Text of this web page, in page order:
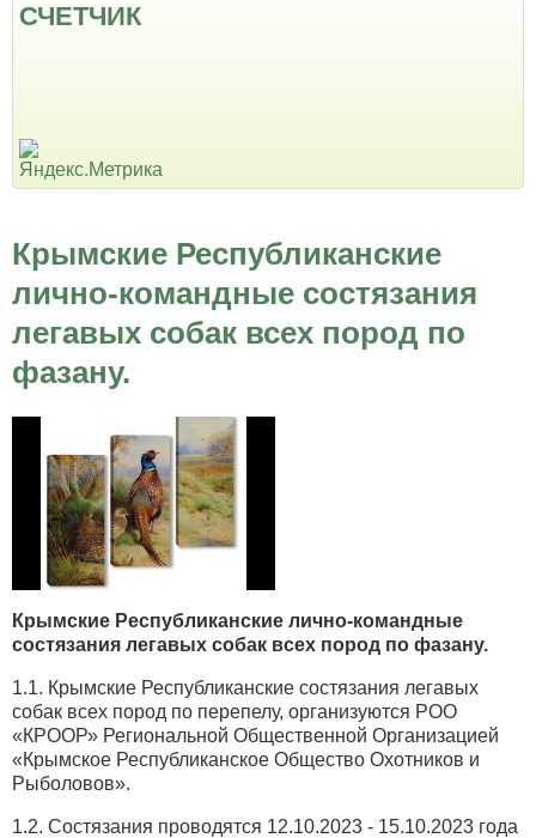
СЧЕТЧИК
Крымские Республиканские
лично-командные состязания
легавых собак всех пород по
фазану.
Крымские Республиканские лично-командные
состязания легавых собак всех пород по фазану.
1.1. Крымские Республиканские состязания легавых
собак всех пород по перепелу, организуются РОО
«КРООР» Региональной Общественной Организацией
«Крымское Республиканское Общество Охотников и
Рыболовов».
1.2. Состязания проводятся 12.10.2023 - 15.10.2023 года